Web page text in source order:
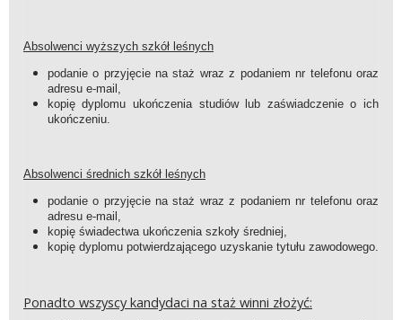
Absolwenci wyższych szkół leśnych
podanie o przyjęcie na staż wraz z podaniem nr telefonu oraz
adresu e-mail,
kopię dyplomu ukończenia studiów lub zaświadczenie o ich
ukończeniu.
Absolwenci średnich szkół leśnych
podanie o przyjęcie na staż wraz z podaniem nr telefonu oraz
adresu e-mail,
kopię świadectwa ukończenia szkoły średniej,
kopię dyplomu potwierdzającego uzyskanie tytułu zawodowego.
Ponadto wszyscy kandydaci na staż winni złożyć: